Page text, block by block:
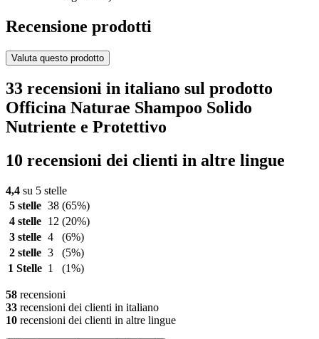
Recensione prodotti
Valuta questo prodotto
33 recensioni in italiano sul prodotto
Officina Naturae Shampoo Solido
Nutriente e Protettivo
10 recensioni dei clienti in altre lingue
4,4 su 5 stelle
5 stelle 38 (65%)
4 stelle
12 (20%)
3 stelle 4
(6%)
2 stelle 3
(5%)
1 Stelle 1 (1%)
58 recensioni
33 recensioni dei clienti in italiano
10 recensioni dei clienti in altre lingue